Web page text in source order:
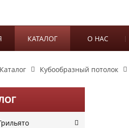
КАТАЛОГ О НАС
Каталог Кубообразный потолок